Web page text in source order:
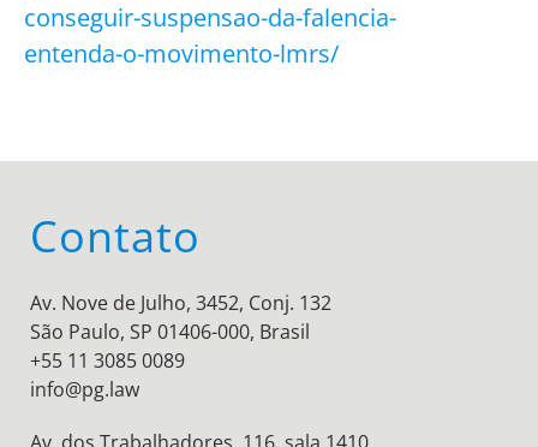
conseguir-suspensao-da-falencia-
entenda-o-movimento-lmrs/
Contato
Av. Nove de Julho, 3452, Conj. 132
São Paulo, SP 01406-000, Brasil
+55 11 3085 0089
info@pg.law